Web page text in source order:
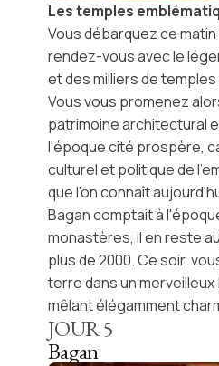
Les temples
Vous débarquez ce
rendez-vous avec le
et des milliers de
Vous vous promenez
patrimoine architectural
l'époque cité prospère,
culturel et politique de
que l'on connaît
Bagan comptait à
monastères, il en reste
plus de 2000. Ce soir,
terre dans un
mêlant élégamment
JOUR5
Bagan